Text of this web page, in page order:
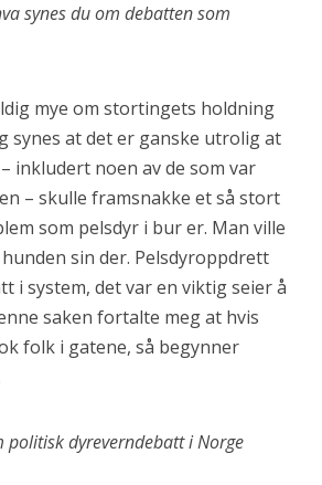
synes du om debatten som
mye om stortingets holdning
synes at det er ganske utrolig at
inkludert noen av de som var
– skulle framsnakke et så stort
som pelsdyr i bur er. Man ville
sin der. Pelsdyroppdrett
i system, det var en viktig seier å
saken fortalte meg at hvis
folk i gatene, så begynner
politisk dyreverndebatt i Norge